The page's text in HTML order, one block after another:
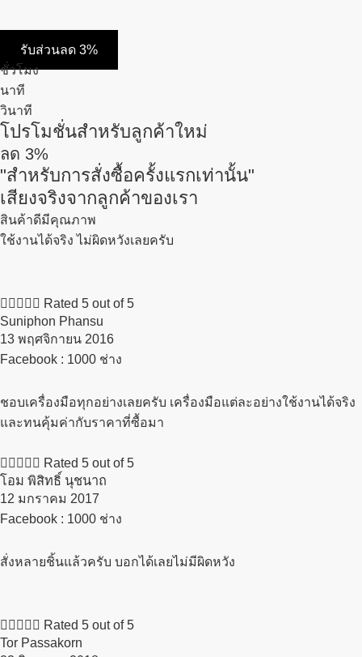
รับส่วนลด 3%
ชั่วโมง
นาที
วินาที
โปรโมชั่นสำหรับลูกค้าใหม่
ลด 3%
"สำหรับการสั่งซื้อครั้งแรกเท่านั้น"
เสียงจริงจากลูกค้าของเรา
สินค้าดีมีคุณภาพ
ใช้งานได้จริง ไม่ผิดหวังเลยครับ
     Rated 5 out of 5
Suniphon Phansu
13 พฤศจิกายน 2016​
Facebook : 1000 ช่าง
ชอบเครื่องมือทุกอย่างเลยครับ เครื่องมือแต่ละอย่างใช้งานได้จริง
และทนคุ้มค่ากับราคาที่ซื้อมา
     Rated 5 out of 5
โอม พิสิทธิ์ นุชนาถ
12 มกราคม 2017​
Facebook : 1000 ช่าง
สั่งหลายชิ้นแล้วครับ บอกได้เลยไม่มีผิดหวัง
     Rated 5 out of 5
Tor Passakorn